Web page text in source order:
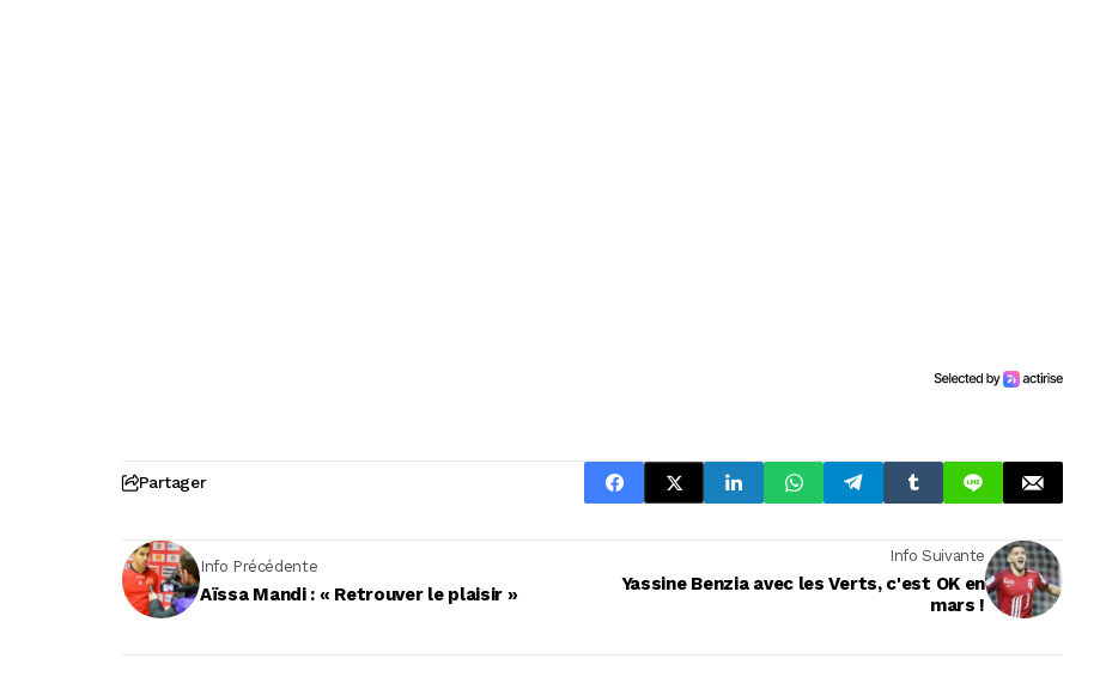
Partager
Info Précédente
Aïssa Mandi : « Retrouver le plaisir »
Info Suivante
Yassine Benzia avec les Verts, c'est OK en
mars !